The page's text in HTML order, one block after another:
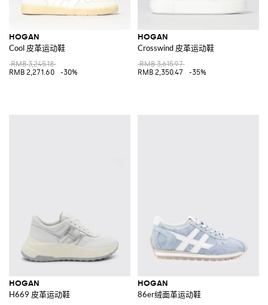
HOGAN
Cool 皮革运动鞋
RMB 3,245.18
RMB 2,271.60
-30%
HOGAN
Crosswind 皮革运动鞋
RMB 3,615.97
RMB 2,350.47
-35%
HOGAN
H669 皮革运动鞋
HOGAN
86er绒面革运动鞋